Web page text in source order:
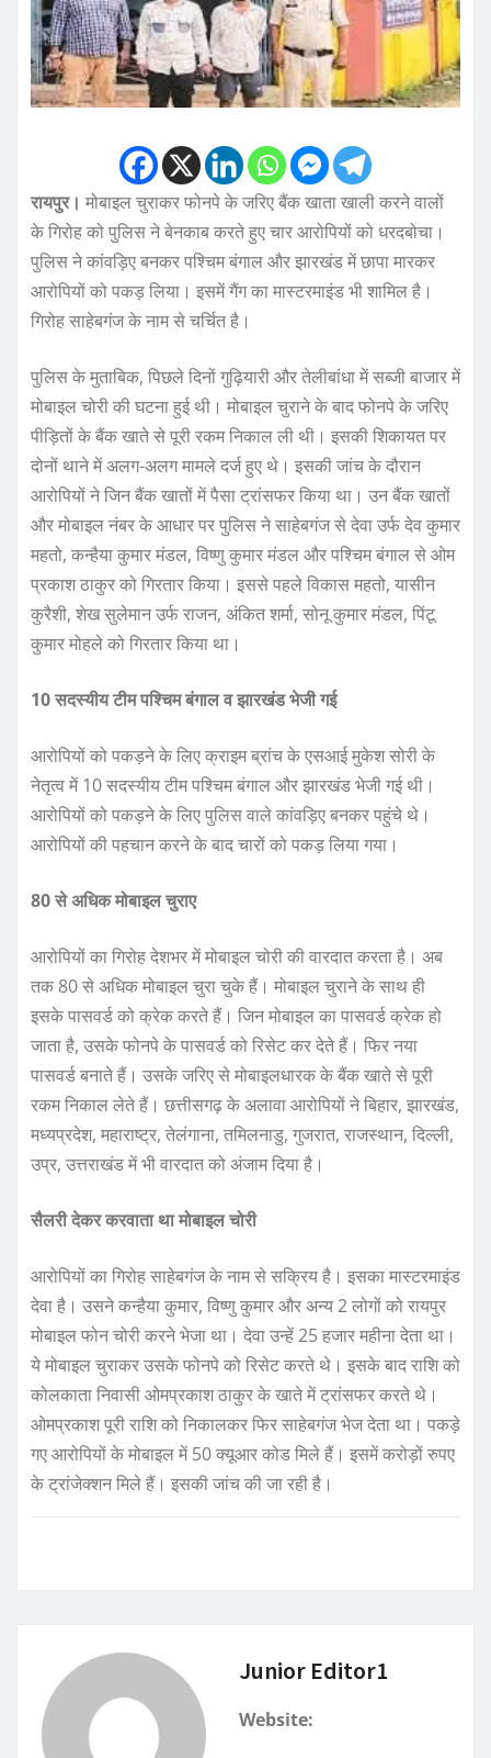
रायपुर। मोबाइल चुराकर फोनपे के जरिए बैंक खाता खाली करने वालों
के गिरोह को पुलिस ने बेनकाब करते हुए चार आरोपियों को धरदबोचा।
पुलिस ने कांवड़िए बनकर पश्चिम बंगाल और झारखंड में छापा मारकर
आरोपियों को पकड़ लिया। इसमें गैंग का मास्टरमाइंड भी शामिल है।
गिरोह साहेबगंज के नाम से चर्चित है।
पुलिस के मुताबिक, पिछले दिनों गुढ़ियारी और तेलीबांधा में सब्जी बाजार में
मोबाइल चोरी की घटना हुई थी। मोबाइल चुराने के बाद फोनपे के जरिए
पीड़ितों के बैंक खाते से पूरी रकम निकाल ली थी। इसकी शिकायत पर
दोनों थाने में अलग-अलग मामले दर्ज हुए थे। इसकी जांच के दौरान
आरोपियों ने जिन बैंक खातों में पैसा ट्रांसफर किया था। उन बैंक खातों
और मोबाइल नंबर के आधार पर पुलिस ने साहेबगंज से देवा उर्फ देव कुमार
महतो, कन्हैया कुमार मंडल, विष्णु कुमार मंडल और पश्चिम बंगाल से ओम
प्रकाश ठाकुर को गिरतार किया। इससे पहले विकास महतो, यासीन
कुरैशी, शेख सुलेमान उर्फ राजन, अंकित शर्मा, सोनू कुमार मंडल, पिंटू
कुमार मोहले को गिरतार किया था।
10 सदस्यीय टीम पश्चिम बंगाल व झारखंड भेजी गई
आरोपियों को पकड़ने के लिए क्राइम ब्रांच के एसआई मुकेश सोरी के
नेतृत्व में 10 सदस्यीय टीम पश्चिम बंगाल और झारखंड भेजी गई थी।
आरोपियों को पकड़ने के लिए पुलिस वाले कांवड़िए बनकर पहुंचे थे।
आरोपियों की पहचान करने के बाद चारों को पकड़ लिया गया।
80 से अधिक मोबाइल चुराए
आरोपियों का गिरोह देशभर में मोबाइल चोरी की वारदात करता है। अब
तक 80 से अधिक मोबाइल चुरा चुके हैं। मोबाइल चुराने के साथ ही
इसके पासवर्ड को क्रेक करते हैं। जिन मोबाइल का पासवर्ड क्रेक हो
जाता है, उसके फोनपे के पासवर्ड को रिसेट कर देते हैं। फिर नया
पासवर्ड बनाते हैं। उसके जरिए से मोबाइलधारक के बैंक खाते से पूरी
रकम निकाल लेते हैं। छत्तीसगढ़ के अलावा आरोपियों ने बिहार, झारखंड,
मध्यप्रदेश, महाराष्ट्र, तेलंगाना, तमिलनाडु, गुजरात, राजस्थान, दिल्ली,
उप्र, उत्तराखंड में भी वारदात को अंजाम दिया है।
सैलरी देकर करवाता था मोबाइल चोरी
आरोपियों का गिरोह साहेबगंज के नाम से सक्रिय है। इसका मास्टरमाइंड
देवा है। उसने कन्हैया कुमार, विष्णु कुमार और अन्य 2 लोगों को रायपुर
मोबाइल फोन चोरी करने भेजा था। देवा उन्हें 25 हजार महीना देता था।
ये मोबाइल चुराकर उसके फोनपे को रिसेट करते थे। इसके बाद राशि को
कोलकाता निवासी ओमप्रकाश ठाकुर के खाते में ट्रांसफर करते थे।
ओमप्रकाश पूरी राशि को निकालकर फिर साहेबगंज भेज देता था। पकड़े
गए आरोपियों के मोबाइल में 50 क्यूआर कोड मिले हैं। इसमें करोड़ों रुपए
के ट्रांजेक्शन मिले हैं। इसकी जांच की जा रही है।
Junior Editor1
Website: